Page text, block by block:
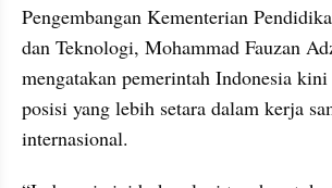
Pengembangan Kementerian
dan Teknologi, Mohammad Fauzan
mengatakan pemerintah Indonesia
posisi yang lebih setara dalam kerja
internasional.